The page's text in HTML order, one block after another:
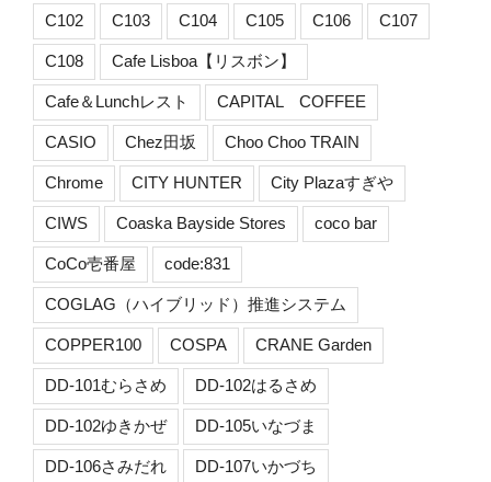
C102 C103 C104 C105 C106 C107
C108 Cafe Lisboa【リスボン】
Cafe＆Lunchレスト CAPITAL COFFEE
CASIO Chez田坂 Choo Choo TRAIN
Chrome CITY HUNTER City Plazaすぎや
CIWS Coaska Bayside Stores coco bar
CoCo壱番屋 code:831
COGLAG（ハイブリッド）推進システム
COPPER100 COSPA CRANE Garden
DD-101むらさめ DD-102はるさめ
DD-102ゆきかぜ DD-105いなづま
DD-106さみだれ DD-107いかづち